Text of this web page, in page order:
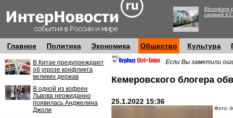
Bloomberg
санкций
Главное Политика Экономика Общество Культура
В Китае предупреждают
об угрозе конфликта
великих держав
В одной из кофеен
Львова неожиданно
появилась Анджелина
Джоли
Если Вы заметили
Кемеровского блогера
25.1.2022 15:36
Фото: